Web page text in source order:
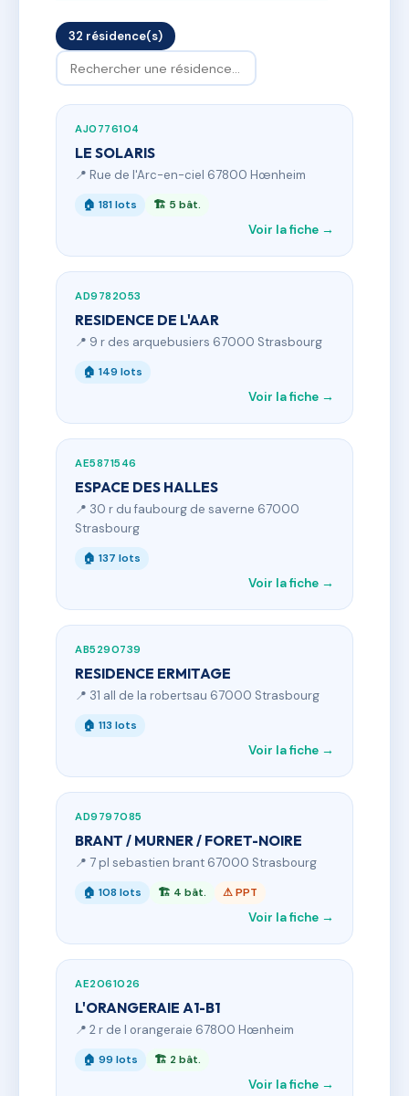
32 résidence(s)
AJ0776104
LE SOLARIS
📍 Rue de l'Arc-en-ciel 67800 Hœnheim
🏠 181 lots 🏗 5 bât.
Voir la fiche →
AD9782053
RESIDENCE DE L'AAR
📍 9 r des arquebusiers 67000 Strasbourg
🏠 149 lots
Voir la fiche →
AE5871546
ESPACE DES HALLES
📍 30 r du faubourg de saverne 67000
Strasbourg
🏠 137 lots
Voir la fiche →
AB5290739
RESIDENCE ERMITAGE
📍 31 all de la robertsau 67000 Strasbourg
🏠 113 lots
Voir la fiche →
AD9797085
BRANT / MURNER / FORET-NOIRE
📍 7 pl sebastien brant 67000 Strasbourg
🏠 108 lots 🏗 4 bât. ⚠ PPT
Voir la fiche →
AE2061026
L'ORANGERAIE A1-B1
📍 2 r de l orangeraie 67800 Hœnheim
🏠 99 lots 🏗 2 bât.
Voir la fiche →